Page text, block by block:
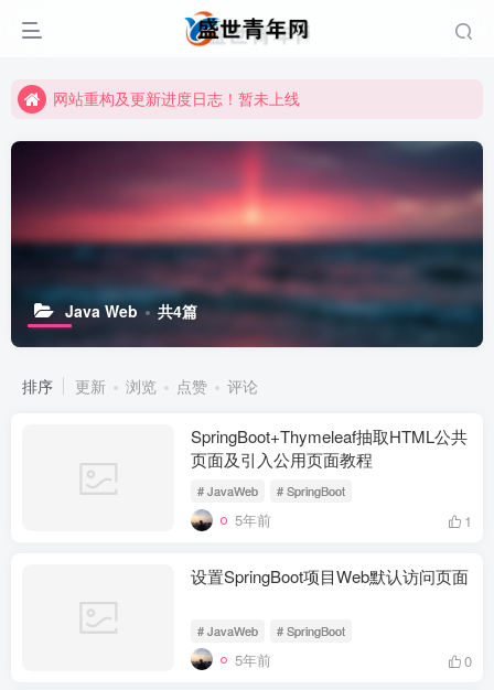
网站重构及更新进度日志！暂未上线
网站重构及更新进度日志！暂未上线
Java Web 共4篇
排序 更新 浏览 点赞 评论
SpringBoot+Thymeleaf抽取HTML公共
页面及引入公用页面教程
# JavaWeb # SpringBoot
5年前 1
设置SpringBoot项目Web默认访问页面
# JavaWeb # SpringBoot
5年前 0